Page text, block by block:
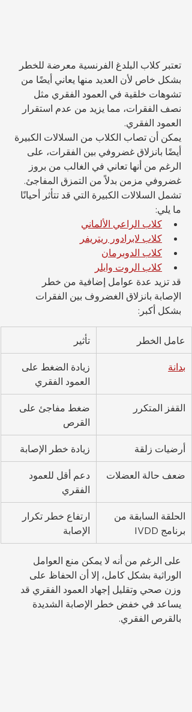
تعتبر كلاب البلدغ الفرنسية معرضة للخطر
بشكل خاص لأن العديد منها يعاني أيضًا من
تشوهات خلقية في العمود الفقري مثل
نصف الفقرات، مما يزيد من عدم استقرار
العمود الفقري.
يمكن أن تصاب الكلاب من السلالات الكبيرة
أيضًا بانزلاق غضروفي بين الفقرات، على
الرغم من أنها تعاني في الغالب من بروز
غضروفي مزمن بدلاً من التمزق المفاجئ.
تشمل السلالات الكبيرة التي قد تتأثر أحيانًا
ما يلي:
كلاب الراعي الألماني
كلاب لابرادور ريتريفر
كلاب الدوبرمان
كلاب الروت وايلر
قد تزيد عدة عوامل إضافية من خطر
الإصابة بانزلاق الغضروف بين الفقرات
بشكل أكبر:
عامل الخطر تأثير
بدانة
زيادة الضغط على
العمود الفقري
القفز المتكرر
ضغط مفاجئ على
القرص
أرضيات زلقة زيادة خطر الإصابة
ضعف حالة العضلات
دعم أقل للعمود
الفقري
الحلقة السابقة من
برنامج IVDD
ارتفاع خطر تكرار
الإصابة
على الرغم من أنه لا يمكن منع العوامل
الوراثية بشكل كامل، إلا أن الحفاظ على
وزن صحي وتقليل إجهاد العمود الفقري قد
يساعد في خفض خطر الإصابة الشديدة
بالقرص الفقري.